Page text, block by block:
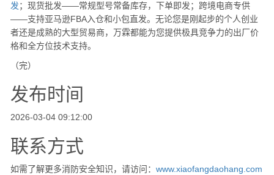
发；现货批发——常规型号常备库存，下单即发；跨境电商专供
——支持亚马逊FBA入仓和小包直发。无论您是刚起步的个人创业
者还是成熟的大型贸易商，万霖都能为您提供极具竞争力的出厂价
格和全方位技术支持。
（完）
发布时间
2026-03-04 09:12:00
联系方式
如需了解更多消防安全知识，请访问： www.xiaofangdaohang.com